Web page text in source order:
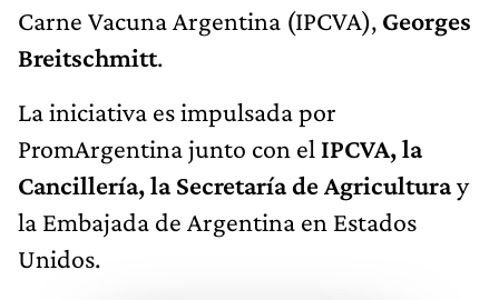
Carne Vacuna Argentina (IPCVA), Georges
Breitschmitt.
La iniciativa es impulsada por
PromArgentina junto con el IPCVA, la
Cancillería, la Secretaría de Agriculturay
la Embajada de Argentina en Estados
Unidos.